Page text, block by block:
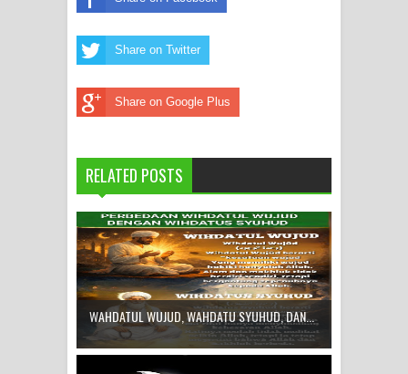
KAWULA GUSTI
Share on Twitter
Share on Google Plus
RELATED POSTS
WAHDATUL WUJUD, WAHDATU SYUHUD, DAN...